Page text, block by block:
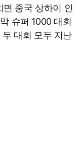
중국 상하이 인
슈퍼 1000 대회
대회 모두 지난